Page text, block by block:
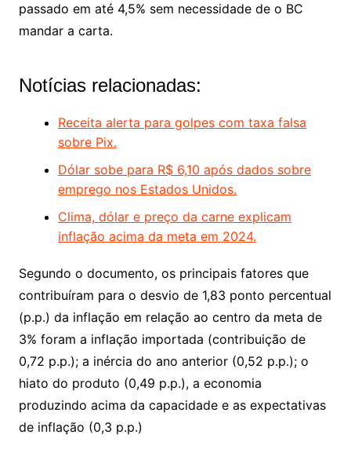
passado em até 4,5% sem necessidade de o BC
mandar a carta.
Notícias relacionadas:
Receita alerta para golpes com taxa falsa
sobre Pix.
Dólar sobe para R$ 6,10 após dados sobre
emprego nos Estados Unidos.
Clima, dólar e preço da carne explicam
inflação acima da meta em 2024.
Segundo o documento, os principais fatores que
contribuíram para o desvio de 1,83 ponto percentual
(p.p.) da inflação em relação ao centro da meta de
3% foram a inflação importada (contribuição de
0,72 p.p.); a inércia do ano anterior (0,52 p.p.); o
hiato do produto (0,49 p.p.), a economia
produzindo acima da capacidade e as expectativas
de inflação (0,3 p.p.)